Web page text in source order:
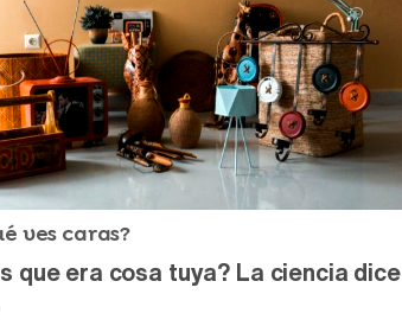
ves caras?
que era cosa tuya? La ciencia dice